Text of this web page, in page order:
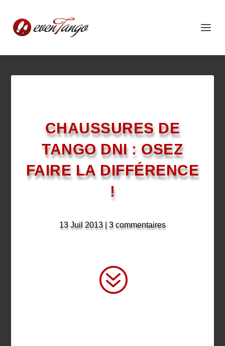
CHAUSSURES DE
TANGO DNI : OSEZ
FAIRE LA DIFFÉRENCE
!
13 Juil 2013| 3 commentaires
?